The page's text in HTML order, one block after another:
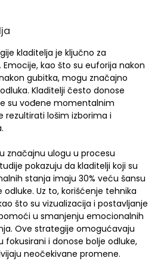
kladitelja je ključno za
kao što su euforija nakon
gubitka, mogu značajno
Kladitelji često donose
su vođene momentalnim
rezultirati lošim izborima i
značajnu ulogu u procesu
pokazuju da kladitelji koji su
stanja imaju 30% veću šansu
Uz to, korišćenje tehnika
što su vizualizacija i postavljanje
u smanjenju emocionalnih
Ove strategije omogućavaju
fokusirani i donose bolje odluke,
neočekivane promene.